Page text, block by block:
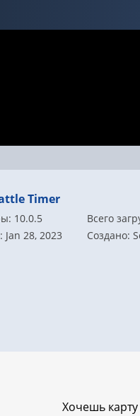
Timer
10.0.5
Всего
28, 2023
Создано:
Хочешь карту